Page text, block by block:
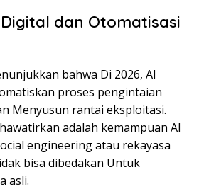
dan Otomatisasi
bahwa Di 2026, AI
proses pengintaian
Menyusun rantai eksploitasi.
adalah kemampuan AI
engineering atau rekayasa
bisa dibedakan Untuk
asli.